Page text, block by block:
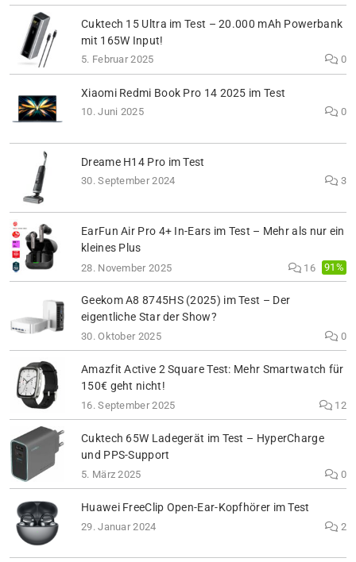
Cuktech 15 Ultra im Test – 20.000 mAh Powerbank
mit 165W Input!
5. Februar 2025 0
Xiaomi Redmi Book Pro 14 2025 im Test
10. Juni 2025 0
Dreame H14 Pro im Test
30. September 2024 3
EarFun Air Pro 4+ In-Ears im Test – Mehr als nur ein
kleines Plus
28. November 2025 16 91%
Geekom A8 8745HS (2025) im Test – Der
eigentliche Star der Show?
30. Oktober 2025 0
Amazfit Active 2 Square Test: Mehr Smartwatch für
150€ geht nicht!
16. September 2025 12
Cuktech 65W Ladegerät im Test – HyperCharge
und PPS-Support
5. März 2025 0
Huawei FreeClip Open-Ear-Kopfhörer im Test
29. Januar 2024 2